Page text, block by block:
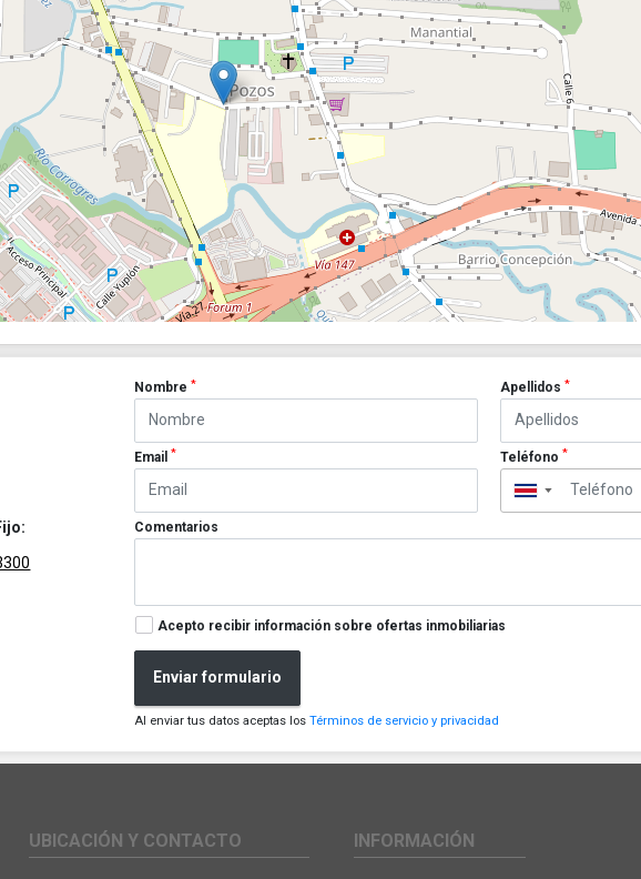
Nombre* Apellidos *
Email* Teléfono *
▼
Comentarios
Acepto recibir información sobre ofertas inmobiliarias
Enviar formulario
Al enviar tus datos aceptas losTérminos de servicio y privacidad
UBICACIÓN Y CONTACTO INFORMACIÓN